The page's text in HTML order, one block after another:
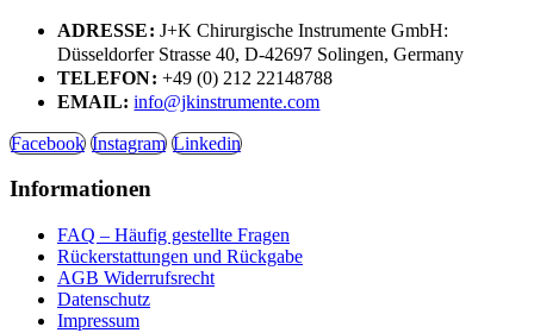
ADRESSE: J+K Chirurgische Instrumente GmbH:
Düsseldorfer Strasse 40, D-42697 Solingen, Germany
TELEFON: +49 (0) 212 22148788
EMAIL: info@jkinstrumente.com
Facebook Instagram Linkedin
Informationen
FAQ – Häufig gestellte Fragen
Rückerstattungen und Rückgabe
AGB Widerrufsrecht
Datenschutz
Impressum